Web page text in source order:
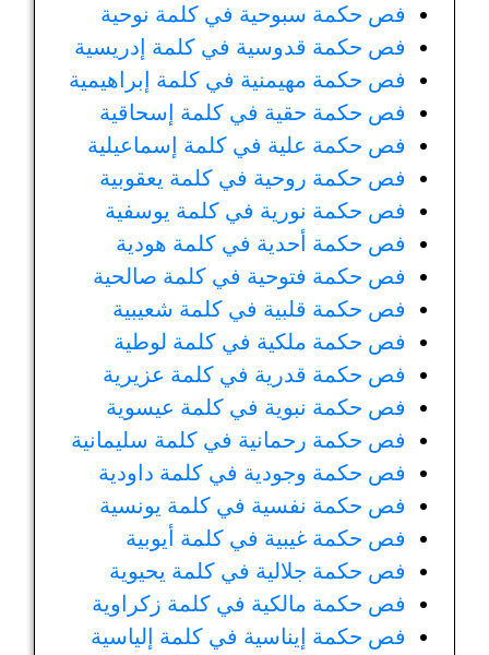
فص حكمة سبوحية في كلمة نوحية
فص حكمة قدوسية في كلمة إدريسية
فص حكمة مهيمنية في كلمة إبراهيمية
فص حكمة حقية في كلمة إسحاقية
فص حكمة علية في كلمة إسماعيلية
فص حكمة روحية في كلمة يعقوبية
فص حكمة نورية في كلمة يوسفية
فص حكمة أحدية في كلمة هودية
فص حكمة فتوحية في كلمة صالحية
فص حكمة قلبية في كلمة شعيبية
فص حكمة ملكية في كلمة لوطية
فص حكمة قدرية في كلمة عزيرية
فص حكمة نبوية في كلمة عيسوية
فص حكمة رحمانية في كلمة سليمانية
فص حكمة وجودية في كلمة داودية
فص حكمة نفسية في كلمة يونسية
فص حكمة غيبية في كلمة أيوبية
فص حكمة جلالية في كلمة يحيوية
فص حكمة مالكية في كلمة زكراوية
فص حكمة إيناسية في كلمة إلياسية